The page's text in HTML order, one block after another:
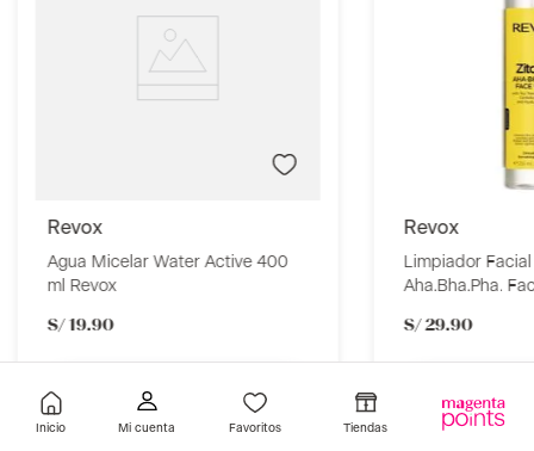
Inicio Favoritos Tiendas
revox
Agua Micelar Water Active 400
ml Revox
S/ 19.90
revox
Limpiador
Aha.Bha.Pha.
S/ 29.90